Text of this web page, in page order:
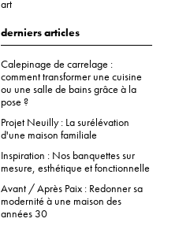
art
derniers articles
Calepinage de carrelage :
comment transformer une cuisine
ou une salle de bains grâce à la
pose ?
Projet Neuilly : La surélévation
d'une maison familiale
Inspiration : Nos banquettes sur
mesure, esthétique et fonctionnelle
Avant / Après Paix : Redonner sa
modernité à une maison des
années 30